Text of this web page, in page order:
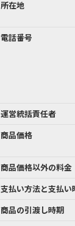
所在地
電話番号
運営統括責任者
商品価格
商品価格以外の料金
支払い方法と支払い
商品の引渡し時期